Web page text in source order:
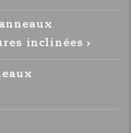
inclinées